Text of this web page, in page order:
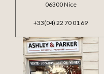
06300 Nice
+33(04) 22 70 01 69